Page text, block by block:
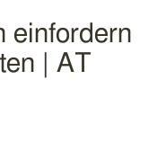
einfordern
| AT